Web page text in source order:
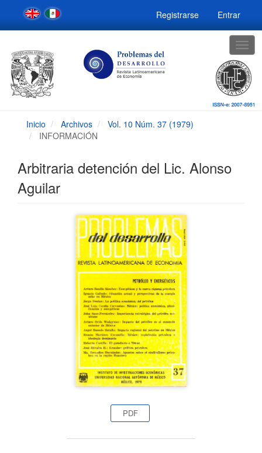
Navegación
principal
Contenido
Barra
lateral
Registrarse Entrar
Inicio Archivos
Vol. 10 Núm. 37 (1979)
INFORMACIÓN
Arbitraria detención del Lic. Alonso
Aguilar
PDF